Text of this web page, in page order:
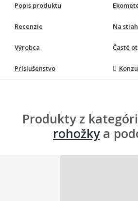
Popis produktu
Recenzie Na
Výrobca Časté
Príslušenstvo
Produkty z
rohožkya